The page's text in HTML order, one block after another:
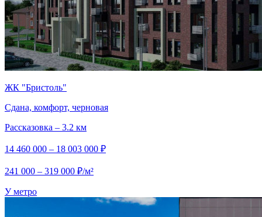
ЖК "Бристоль"
Сдана, комфорт, черновая
Рассказовка – 3.2 км
14 460 000 – 18 003 000 ₽
241 000 – 319 000 ₽/м²
У метро